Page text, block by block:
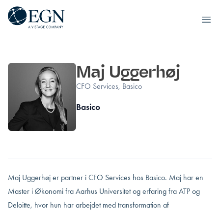
Executives' Global Network
Maj Uggerhøj
CFO Services, Basico
Basico
Maj Uggerhøj er partner i CFO Services hos Basico. Maj har en
Master i Økonomi fra Aarhus Universitet og erfaring fra ATP og
Deloitte, hvor hun har arbejdet med transformation af